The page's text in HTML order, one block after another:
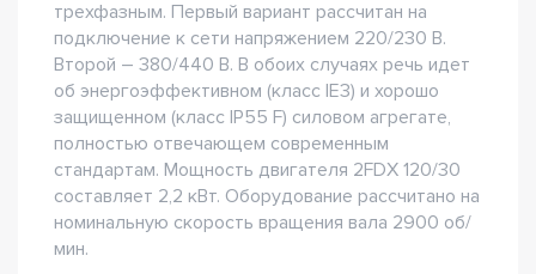
трехфазным. Первый вариант рассчитан на
подключение к сети напряжением 220/230 В.
Второй – 380/440 В. В обоих случаях речь идет
об энергоэффективном (класс IE3) и хорошо
защищенном (класс IP55 F) силовом агрегате,
полностью отвечающем современным
стандартам. Мощность двигателя 2FDX 120/30
составляет 2,2 кВт. Оборудование рассчитано на
номинальную скорость вращения вала 2900 об/
мин.